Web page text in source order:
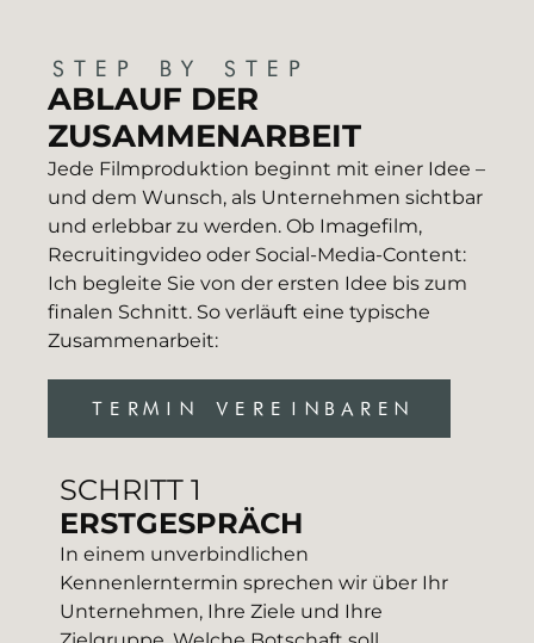
STEP BY STEP
ABLAUF DER
ZUSAMMENARBEIT
Jede Filmproduktion beginnt mit einer Idee –
und dem Wunsch, als Unternehmen sichtbar
und erlebbar zu werden. Ob Imagefilm,
Recruitingvideo oder Social-Media-Content:
Ich begleite Sie von der ersten Idee bis zum
finalen Schnitt. So verläuft eine typische
Zusammenarbeit:
TERMIN VEREINBAREN
SCHRITT 1
ERSTGESPRÄCH
In einem unverbindlichen
Kennenlerntermin sprechen wir über Ihr
Unternehmen, Ihre Ziele und Ihre